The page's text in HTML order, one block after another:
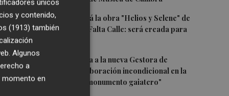
2Castelló acogerá la obra "Helios y Selene" de
la compañía Te Falta Calle: será creada para
3 Castelló traslada a la nueva Gestora de
Gaiates su "colaboración incondicional en la
promoción del monumento gaiatero"
únicos
y contenido,
(1913) también
Algunos
a
momento en